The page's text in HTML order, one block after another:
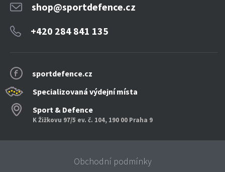
sportdefence.cz
Specializovaná výdejní místa
Sport & Defence
K Žižkovu 97/5 ev. č. 104, 190 00 Praha 9
shop@sportdefence.cz
+420 284 841 135
Obchodní podmínky